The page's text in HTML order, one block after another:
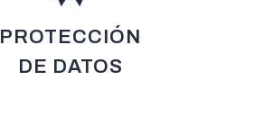
PROTECCIÓN
DE DATOS